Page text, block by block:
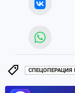
СПЕЦОПЕРАЦИЯ